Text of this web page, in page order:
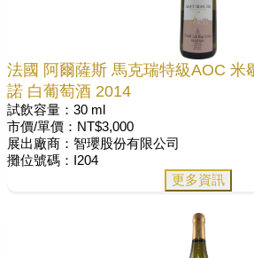
法國 阿爾薩斯 馬克瑞特級AOC 米
諾 白葡萄酒 2014
試飲容量：30 ml
市價/單價：NT$3,000
展出廠商：智瓔股份有限公司
攤位號碼：I204
更多資訊